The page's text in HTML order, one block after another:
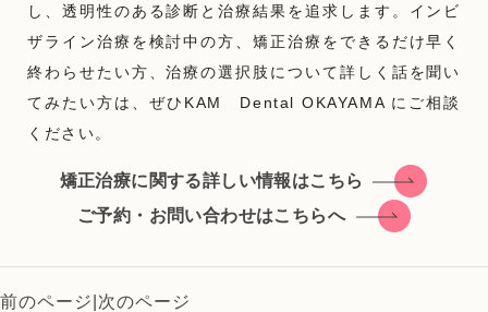
し、透明性のある診断と治療結果を追求します。インビ
ザライン治療を検討中の方、矯正治療をできるだけ早く
終わらせたい方、治療の選択肢について詳しく話を聞い
てみたい方は、ぜひKAM Dental OKAYAMA にご相談
ください。
矯正治療に関する詳しい情報はこちら
ご予約・お問い合わせはこちらへ
前のページ 次のページ